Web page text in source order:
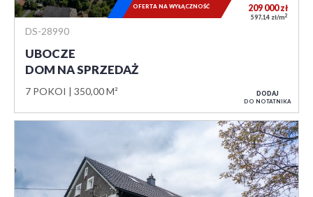
DS-28990
UBOCZE
DOM NA SPRZEDAŻ
7 POKOI 350,00 M²
209 000zł
597,14 zł/m2
OFERTA NA WYŁĄCZNOŚĆ
DODAJ
DO NOTATNIKA